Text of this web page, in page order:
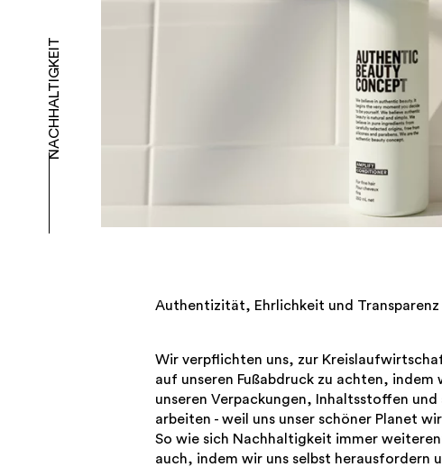
NACHHALTIGKEIT
Authentizität, Ehrlichkeit und Transparenz
Wir verpflichten uns, zur
auf unseren Fußabdruck zu achten, indem
unseren Verpackungen, Inhaltsstoffen
arbeiten - weil uns unser schöner Planet
So wie sich Nachhaltigkeit immer
auch, indem wir uns selbst herausfordern